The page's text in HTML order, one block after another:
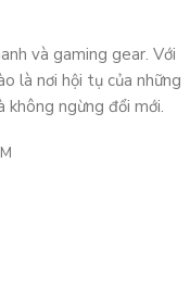
và gaming gear. Với
là nơi hội tụ của những
ngừng đổi mới.